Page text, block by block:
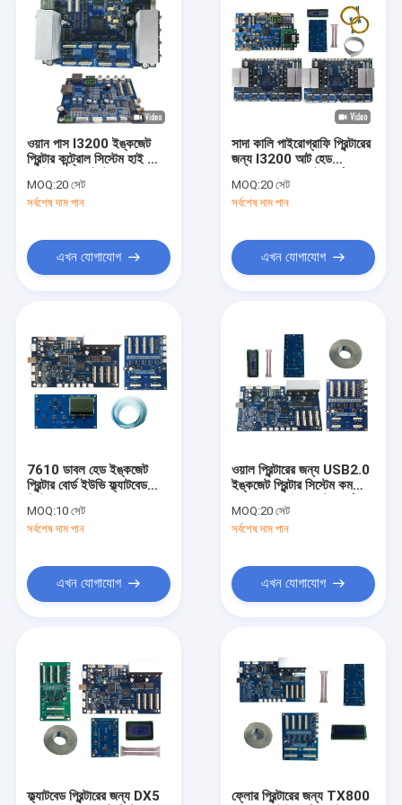
পণ্য
ভিডিও
আমাদের সম্পর্কে
উদ্ধৃতির জন্য আবেদন
ইউভি ডিটিএফ ফটো প্রিন্টার বোর্ড
ইউএসবি ২.০ ইউএসবি ৩.০ জিআইজিই প্রিন্টার বোর্ড
ওয়ান পাস I3200 ইঙ্কজেট
প্রিন্টার কন্ট্রোল সিস্টেম হাই স্পিড
ব্যবহার করুন
MOQ:20 সেট
সর্বশেষ দাম পান
এখন যোগাযোগ
সাদা কালি পাইরোগ্রাফি প্রিন্টারের
জন্য I3200 আট হেড
MOQ:20 সেট
সর্বশেষ দাম পান
এখন যোগাযোগ
7610 ডাবল হেড ইঙ্কজেট
প্রিন্টার বোর্ড ইউভি ফ্ল্যাটবেড
MOQ:10 সেট
সর্বশেষ দাম পান
এখন যোগাযোগ
ওয়াল প্রিন্টারের জন্য USB2.0
ইঙ্কজেট প্রিন্টার সিস্টেম কম
MOQ:20 সেট
সর্বশেষ দাম পান
এখন যোগাযোগ
ফ্ল্যাটবেড প্রিন্টারের জন্য DX5
ফ্লোর প্রিন্টারের জন্য TX800